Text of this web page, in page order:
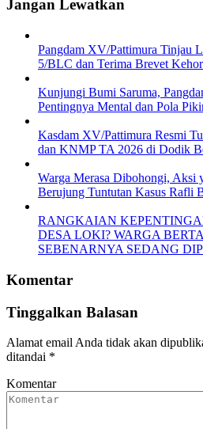
Jangan Lewatkan
Pangdam XV/Pattimura Tinjau
5/BLC dan Terima Brevet
Kunjungi Bumi Saruma,
Pentingnya Mental dan Pola
Kasdam XV/Pattimura Resmi
dan KNMP TA 2026 di Dodik
Warga Merasa Dibohongi,
Berujung Tuntutan Kasus Rafli
RANGKAIAN
DESA LOKI? WARGA
SEBENARNYA SEDANG
Komentar
Tinggalkan Balasan
Alamat email Anda tidak akan
ditandai *
Komentar